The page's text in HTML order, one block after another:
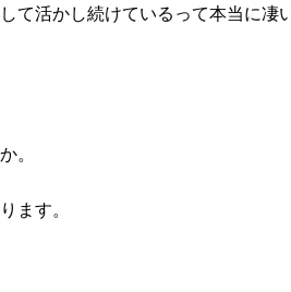
て活かし続けているって本当に凄
。
ます。